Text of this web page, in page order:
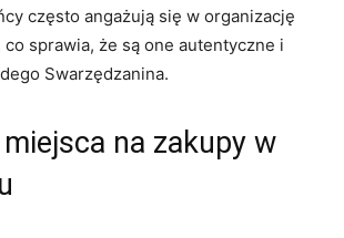
często angażują się w organizację
sprawia, że są one autentyczne i
Swarzędzanina.
na zakupy w